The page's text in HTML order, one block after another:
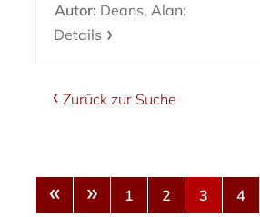
Autor: Deans, Alan:
Details
Zurück zur Suche
« » 1 2 3 4